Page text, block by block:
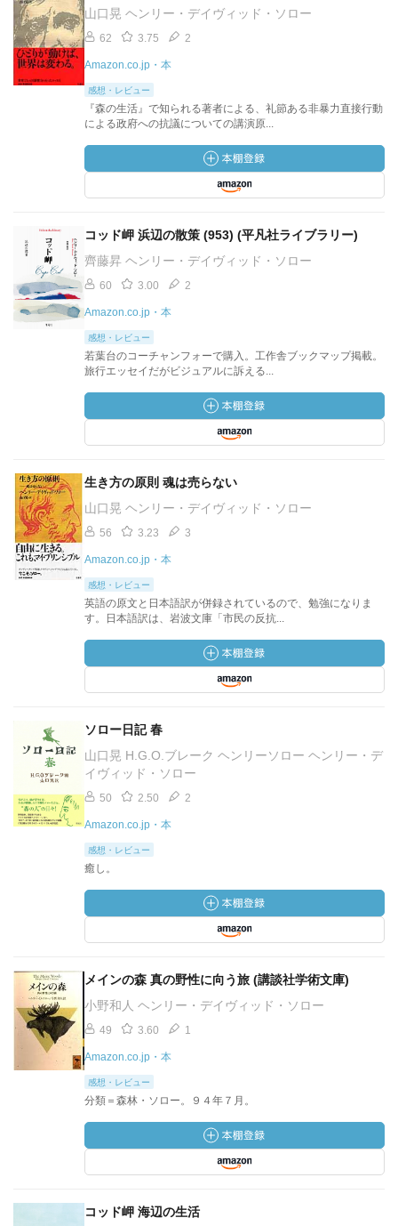
山口晃 ヘンリー・デイヴィッド・ソロー
62 3.75 2
Amazon.co.jp・本
感想・レビュー
『森の生活』で知られる著者による、礼節ある非暴力直接行動
による政府への抗議についての講演原...
コッド岬 浜辺の散策 (953) (平凡社ライブラリー)
齊藤昇 ヘンリー・デイヴィッド・ソロー
60 3.00 2
Amazon.co.jp・本
感想・レビュー
若葉台のコーチャンフォーで購入。工作舎ブックマップ掲載。
旅行エッセイだがビジュアルに訴える...
生き方の原則 魂は売らない
山口晃 ヘンリー・デイヴィッド・ソロー
56 3.23 3
Amazon.co.jp・本
感想・レビュー
英語の原文と日本語訳が併録されているので、勉強になりま
す。日本語訳は、岩波文庫「市民の反抗...
ソロー日記 春
山口晃 H.G.O.ブレーク ヘンリーソロー ヘンリー・デ
イヴィッド・ソロー
50 2.50 2
Amazon.co.jp・本
感想・レビュー
癒し。
メインの森 真の野性に向う旅 (講談社学術文庫)
小野和人 ヘンリー・デイヴィッド・ソロー
49 3.60 1
Amazon.co.jp・本
感想・レビュー
分類＝森林・ソロー。９４年７月。
コッド岬 海辺の生活